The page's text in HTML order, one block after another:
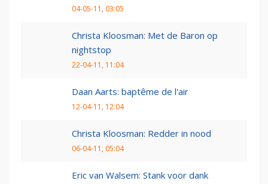
04-05-11, 03:05
Christa Kloosman: Met de Baron op
nightstop
22-04-11, 11:04
Daan Aarts: baptême de l'air
12-04-11, 12:04
Christa Kloosman: Redder in nood
06-04-11, 05:04
Eric van Walsem: Stank voor dank